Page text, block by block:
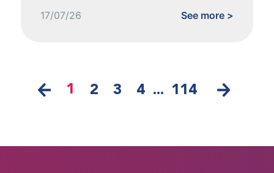
17/07/26 See more >
1 2 3 4 ... 114